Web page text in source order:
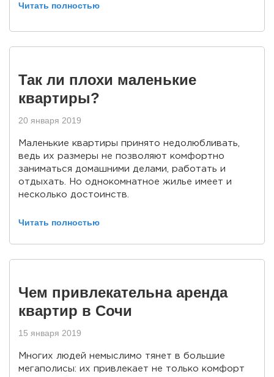
Читать полностью
Так ли плохи маленькие
квартиры?
20 января 2019
Маленькие квартиры принято недолюбливать,
ведь их размеры не позволяют комфортно
заниматься домашними делами, работать и
отдыхать. Но однокомнатное жилье имеет и
несколько достоинств.
Читать полностью
Чем привлекательна аренда
квартир в Сочи
15 января 2019
Многих людей немыслимо тянет в большие
мегаполисы: их привлекает не только комфорт